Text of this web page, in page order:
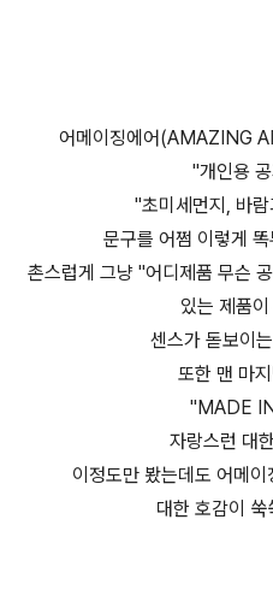
어메이징에어(AMAZING
"개인용
"초미세먼지, 바
문구를 어쩜 이렇게
촌스럽게 그냥 "어디제품 무슨
있는 제품
센스가 돋보이
또한 맨 마
"MADE
자랑스런 대
이정도만 봤는데도 어메
대한 호감이